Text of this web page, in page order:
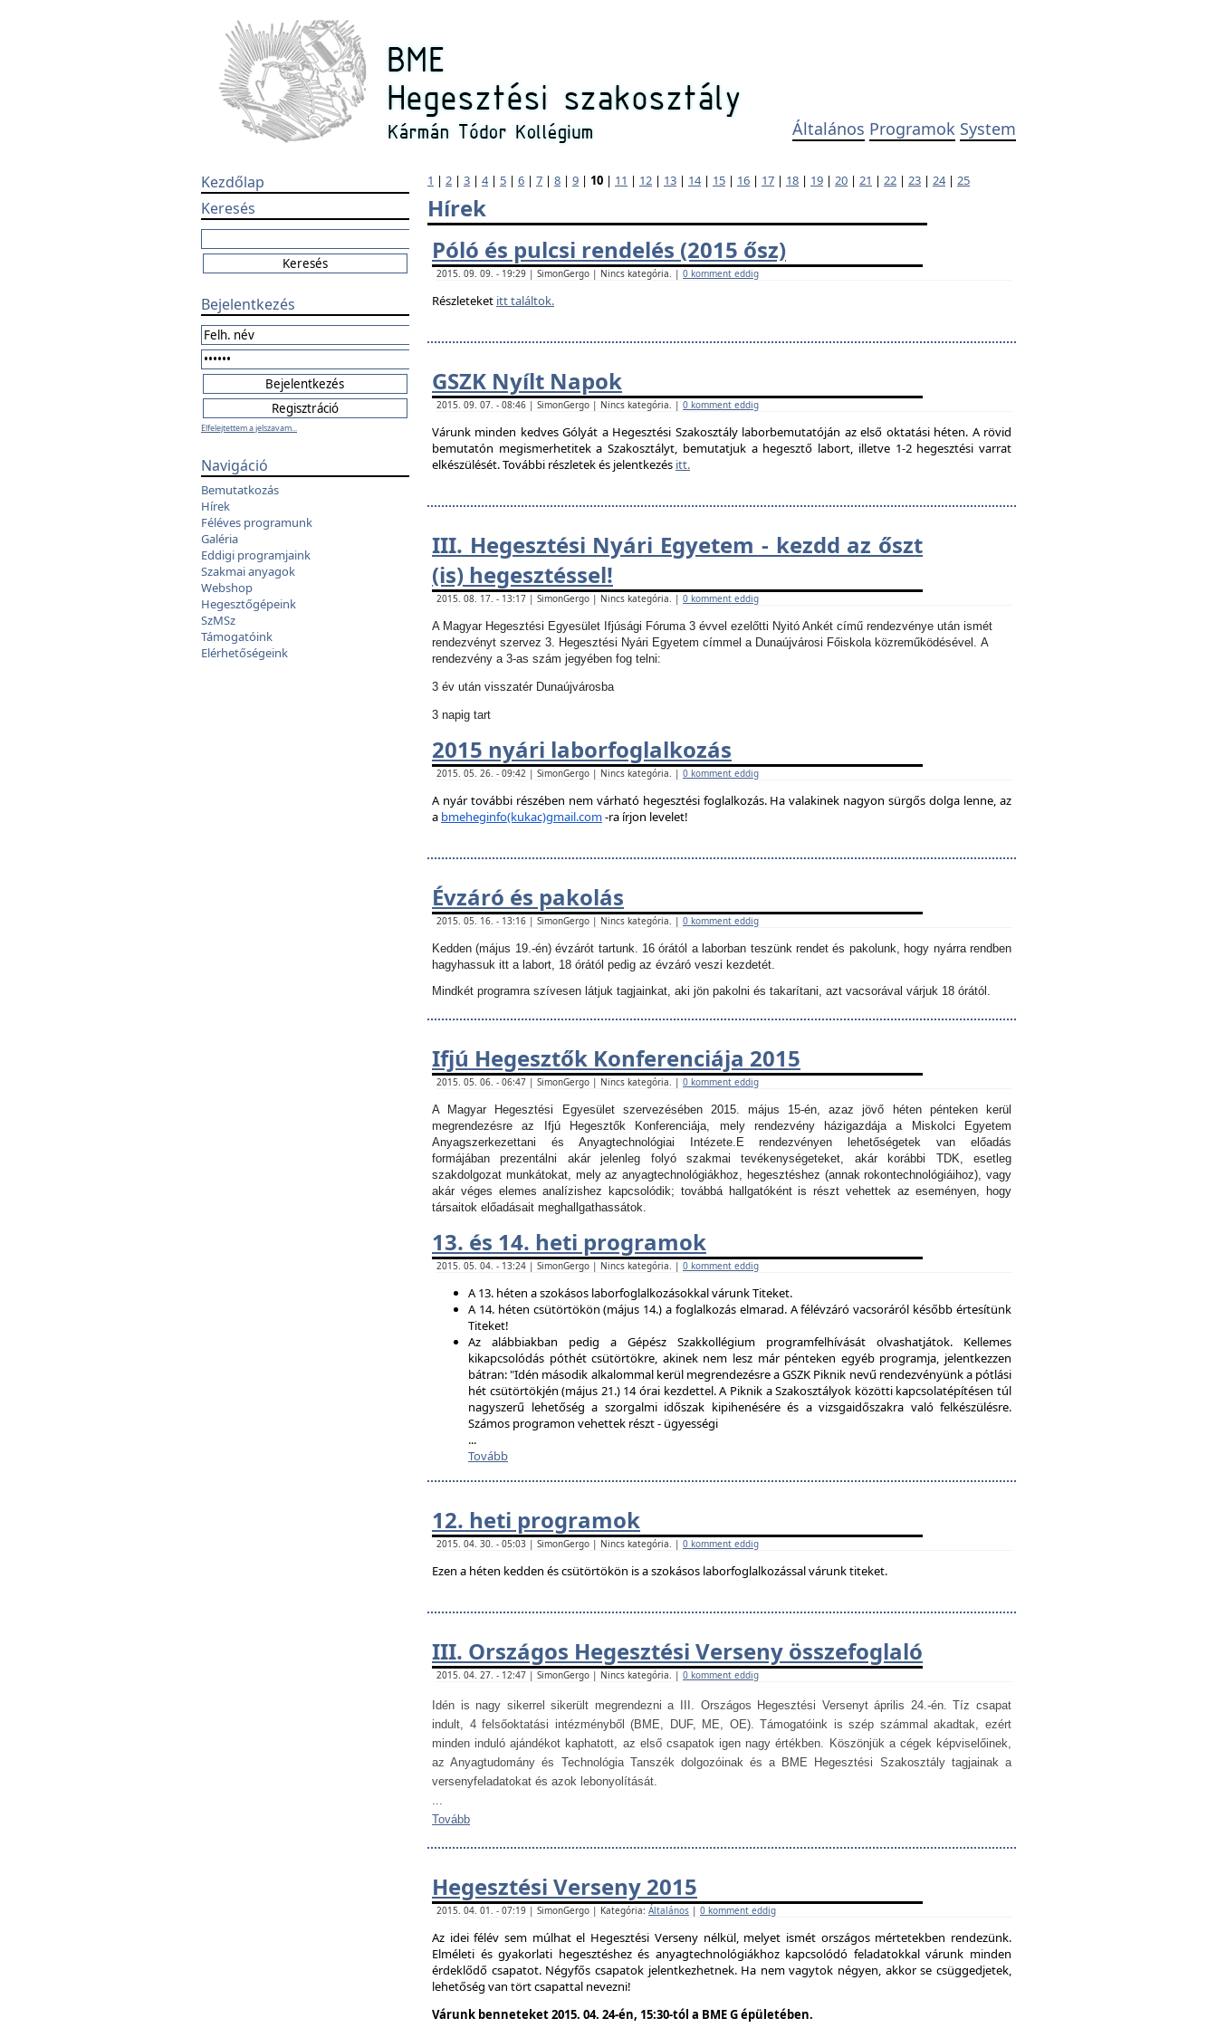
Általános Programok System
Kezdőlap
Keresés
Bejelentkezés
Elfelejtettem a jelszavam...
Navigáció
Bemutatkozás
Hírek
Féléves programunk
Galéria
Eddigi programjaink
Szakmai anyagok
Webshop
Hegesztőgépeink
SzMSz
Támogatóink
Elérhetőségeink
1 | 2 | 3 | 4| 5 | 6 | 7 | 8 | 9 | 10 | 11 | 12 | 13 | 14| 15 | 16 | 17 | 18 | 19 | 20 | 21 | 22 | 23 | 24| 25
Hírek
Póló és pulcsi rendelés (2015 ősz)
2015. 09. 09. - 19:29 | SimonGergo | Nincs kategória. | 0 komment eddig
Részleteket itt találtok.
GSZK Nyílt Napok
2015. 09. 07. - 08:46 | SimonGergo | Nincs kategória. | 0 komment eddig
Várunk minden kedves Gólyát a Hegesztési Szakosztály laborbemutatóján az első oktatási héten. A rövid
bemutatón megismerhetitek a Szakosztályt, bemutatjuk a hegesztő labort, illetve 1-2 hegesztési varrat
elkészülését. További részletek és jelentkezés itt.
III. Hegesztési Nyári Egyetem - kezdd az őszt
(is) hegesztéssel!
2015. 08. 17. - 13:17 | SimonGergo | Nincs kategória. | 0 komment eddig
A Magyar Hegesztési Egyesület Ifjúsági Fóruma 3 évvel ezelőtti Nyitó Ankét című rendezvénye után ismét
rendezvényt szervez 3. Hegesztési Nyári Egyetem címmel a Dunaújvárosi Főiskola közreműködésével. A
rendezvény a 3-as szám jegyében fog telni:
3 év után visszatér Dunaújvárosba
3 napig tart
2015 nyári laborfoglalkozás
2015. 05. 26. - 09:42 | SimonGergo | Nincs kategória. | 0 komment eddig
A nyár további részében nem várható hegesztési foglalkozás. Ha valakinek nagyon sürgős dolga lenne, az
a bmeheginfo(kukac)gmail.com-ra írjon levelet!
Évzáró és pakolás
2015. 05. 16. - 13:16 | SimonGergo | Nincs kategória. | 0 komment eddig
Kedden (május 19.-én) évzárót tartunk. 16 órától a laborban teszünk rendet és pakolunk, hogy nyárra rendben
hagyhassuk itt a labort, 18 órától pedig az évzáró veszi kezdetét.
Mindkét programra szívesen látjuk tagjainkat, aki jön pakolni és takarítani, azt vacsorával várjuk 18 órától.
Ifjú Hegesztők Konferenciája 2015
2015. 05. 06. - 06:47 | SimonGergo | Nincs kategória. | 0 komment eddig
A Magyar Hegesztési Egyesület szervezésében 2015. május 15-én, azaz jövő héten pénteken kerül
megrendezésre az Ifjú Hegesztők Konferenciája, mely rendezvény házigazdája a Miskolci Egyetem
Anyagszerkezettani és Anyagtechnológiai Intézete. E rendezvényen lehetőségetek van előadás
formájában prezentálni akár jelenleg folyó szakmai tevékenységeteket, akár korábbi TDK, esetleg
szakdolgozat munkátokat, mely az anyagtechnológiákhoz, hegesztéshez (annak rokontechnológiáihoz), vagy
akár véges elemes analízishez kapcsolódik; továbbá hallgatóként is részt vehettek az eseményen, hogy
társaitok előadásait meghallgathassátok.
13. és 14. heti programok
2015. 05. 04. - 13:24 | SimonGergo | Nincs kategória. | 0 komment eddig
A 13. héten a szokásos laborfoglalkozásokkal várunk Titeket.
A 14. héten csütörtökön (május 14.) a foglalkozás elmarad. A félévzáró vacsoráról később értesítünk
Titeket!
Az alábbiakban pedig a Gépész Szakkollégium programfelhívását olvashatjátok. Kellemes
kikapcsolódás póthét csütörtökre, akinek nem lesz már pénteken egyéb programja, jelentkezzen
bátran: "Idén második alkalommal kerül megrendezésre a GSZK Piknik nevű rendezvényünk a pótlási
hét csütörtökjén (május 21.) 14 órai kezdettel. A Piknik a Szakosztályok közötti kapcsolatépítésen túl
nagyszerű lehetőség a szorgalmi időszak kipihenésére és a vizsgaidőszakra való felkészülésre.
Számos programon vehettek részt - ügyességi
...
Tovább
12. heti programok
2015. 04. 30. - 05:03 | SimonGergo | Nincs kategória. | 0 komment eddig
Ezen a héten kedden és csütörtökön is a szokásos laborfoglalkozással várunk titeket.
III. Országos Hegesztési Verseny összefoglaló
2015. 04. 27. - 12:47 | SimonGergo | Nincs kategória. | 0 komment eddig
Idén is nagy sikerrel sikerült megrendezni a III. Országos Hegesztési Versenyt április 24.-én. Tíz csapat
indult, 4 felsőoktatási intézményből (BME, DUF, ME, OE). Támogatóink is szép számmal akadtak, ezért
minden induló ajándékot kaphatott, az első csapatok igen nagy értékben. Köszönjük a cégek képviselőinek,
az Anyagtudomány és Technológia Tanszék dolgozóinak és a BME Hegesztési Szakosztály tagjainak a
versenyfeladatokat és azok lebonyolítását.
...
Tovább
Hegesztési Verseny 2015
2015. 04. 01. - 07:19 | SimonGergo | Kategória: Általános | 0 komment eddig
Az idei félév sem múlhat el Hegesztési Verseny nélkül, melyet ismét országos mértetekben rendezünk.
Elméleti és gyakorlati hegesztéshez és anyagtechnológiákhoz kapcsolódó feladatokkal várunk minden
érdeklődő csapatot. Négyfős csapatok jelentkezhetnek. Ha nem vagytok négyen, akkor se csüggedjetek,
lehetőség van tört csapattal nevezni!
Várunk benneteket 2015. 04. 24-én, 15:30-tól a BME G épületében.